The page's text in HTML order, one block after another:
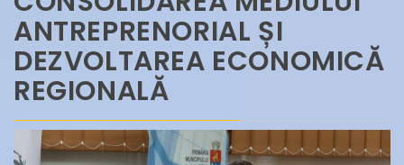
ANTREPRENORIAL ȘI
DEZVOLTAREA ECONOMICĂ
REGIONALĂ